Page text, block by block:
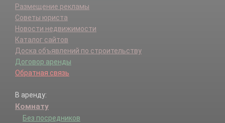
Размещение рекламы
Советы юриста
Новости недвижимости
Каталог сайтов
Доска объявлений по строительству
Договор аренды
Обратная связь
В аренду:
Комнату
Без посредников